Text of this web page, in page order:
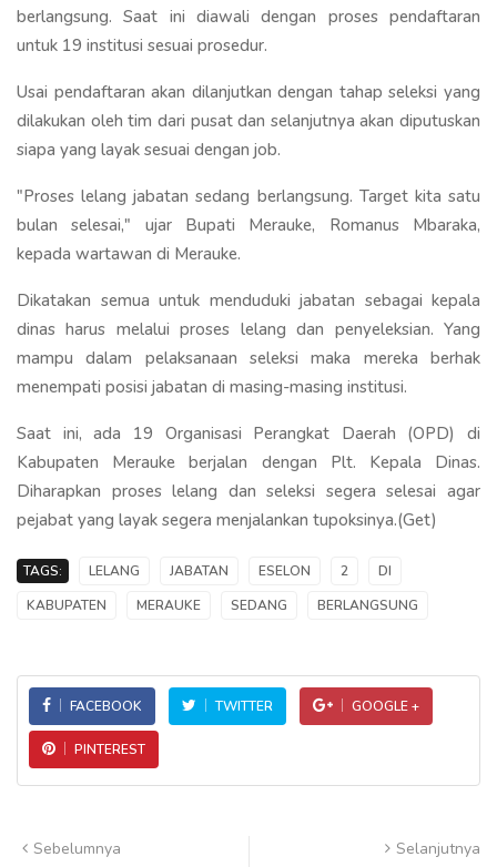
berlangsung. Saat ini diawali dengan proses pendaftaran
untuk 19 institusi sesuai prosedur.
Usai pendaftaran akan dilanjutkan dengan tahap seleksi yang
dilakukan oleh tim dari pusat dan selanjutnya akan diputuskan
siapa yang layak sesuai dengan job.
"Proses lelang jabatan sedang berlangsung. Target kita satu
bulan selesai," ujar Bupati Merauke, Romanus Mbaraka,
kepada wartawan di Merauke.
Dikatakan semua untuk menduduki jabatan sebagai kepala
dinas harus melalui proses lelang dan penyeleksian. Yang
mampu dalam pelaksanaan seleksi maka mereka berhak
menempati posisi jabatan di masing-masing institusi.
Saat ini, ada 19 Organisasi Perangkat Daerah (OPD) di
Kabupaten Merauke berjalan dengan Plt. Kepala Dinas.
Diharapkan proses lelang dan seleksi segera selesai agar
pejabat yang layak segera menjalankan tupoksinya.(Get)
TAGS: LELANG JABATAN ESELON 2
DI
KABUPATEN
MERAUKE SEDANG BERLANGSUNG
FACEBOOK TWITTER GOOGLE +
PINTEREST
Sebelumnya Selanjutnya